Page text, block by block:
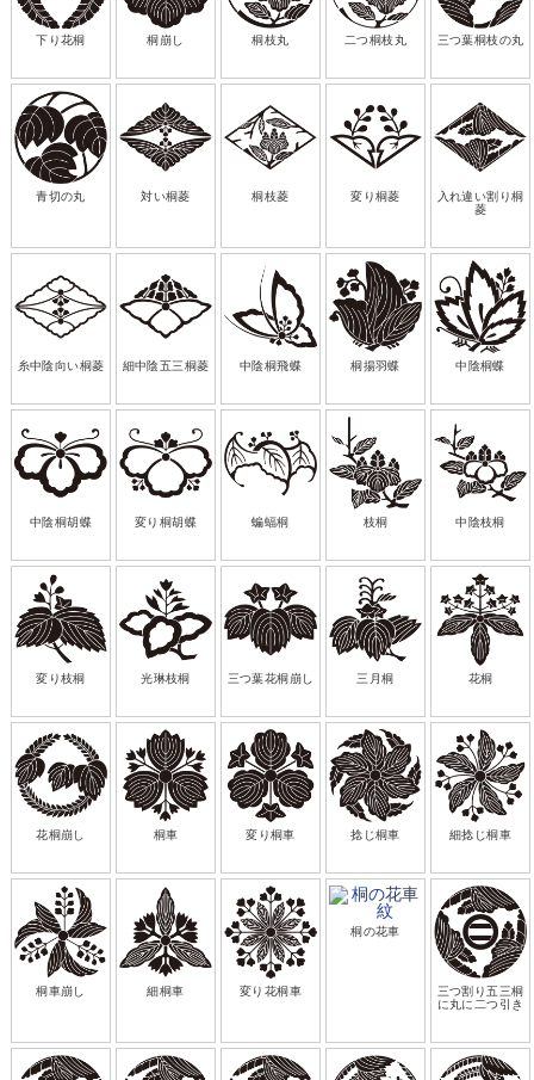
下り花桐 桐崩し 桐枝丸 二つ桐枝丸 三つ葉桐枝の丸
青切の丸 対い桐菱 桐枝菱 変り桐菱
入れ違い割り桐
菱
糸中陰向い桐菱 細中陰五三桐菱 中陰桐飛蝶 桐揚羽蝶 中陰桐蝶
中陰桐胡蝶 変り桐胡蝶 蝙蝠桐 枝桐 中陰枝桐
変り枝桐 光琳枝桐 三つ葉花桐崩し 三月桐 花桐
花桐崩し 桐車 変り桐車 捻じ桐車 細捻じ桐車
桐車崩し 細桐車 変り花桐車
桐の花車
三つ割り五三桐
に丸に二つ引き